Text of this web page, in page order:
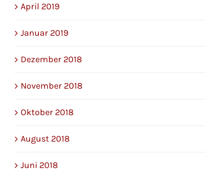
April 2019
Januar 2019
Dezember 2018
November 2018
Oktober 2018
August 2018
Juni 2018